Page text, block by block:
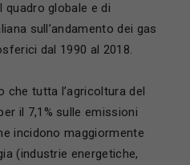
quadro globale e di
sull’andamento dei gas
dal 1990 al 2018.
che tutta l’agricoltura del
il 7,1% sulle emissioni
incidono maggiormente
(industrie energetiche,